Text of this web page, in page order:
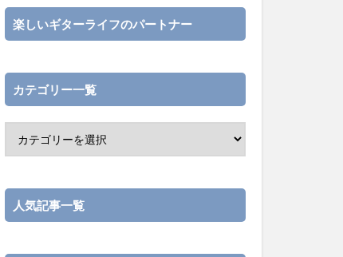
楽しいギターライフのパートナー
カテゴリー一覧
人気記事一覧